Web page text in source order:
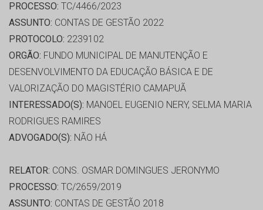
PROCESSO: TC/4466/2023
ASSUNTO: CONTAS DE GESTÃO 2022
PROTOCOLO: 2239102
ORGÃO: FUNDO MUNICIPAL DE MANUTENÇÃO E
DESENVOLVIMENTO DA EDUCAÇÃO BÁSICA E DE
VALORIZAÇÃO DO MAGISTÉRIO CAMAPUÃ
INTERESSADO(S): MANOEL EUGENIO NERY, SELMA MARIA
RODRIGUES RAMIRES
ADVOGADO(S): NÃO HÁ
RELATOR: CONS. OSMAR DOMINGUES JERONYMO
PROCESSO: TC/2659/2019
ASSUNTO: CONTAS DE GESTÃO 2018